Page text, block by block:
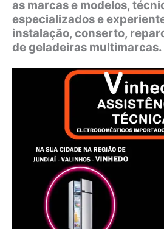
as marcas e modelos,
especializados e
instalação, conserto,
de geladeiras multimarcas.